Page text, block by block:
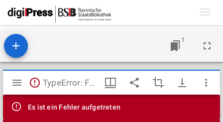
1
Mirador
Viewer
TypeError: Failed to fetch
Es ist ein Fehler aufgetreten